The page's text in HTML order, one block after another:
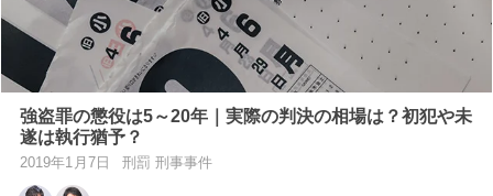
刑事事件でお困りの方
刑事事件の無料相談
家族が逮捕された方はこちら
強盗罪の懲役は5～20年｜実際の判決の相場は？初犯や未
遂は執行猶予？
2019年1月7日 刑罰 刑事事件